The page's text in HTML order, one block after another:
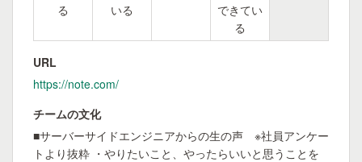
る
いる
できてい
る
URL
https://note.com/
チームの文化
■サーバーサイドエンジニアからの生の声 ※社員アンケー
トより抜粋 ・やりたいこと、やったらいいと思うことを